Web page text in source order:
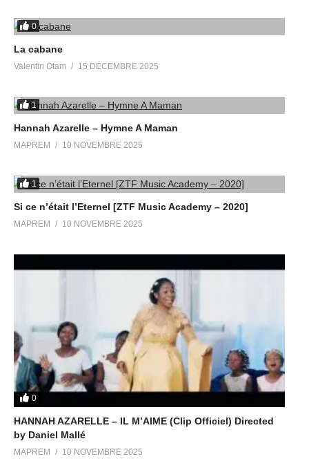
0
La cabane
Valentin Otam 15 DÉCEMBRE 2025
1
Hannah Azarelle – Hymne A Maman
MAPREM 10 NOVEMBRE 2025
1
Si ce n’était l’Eternel [ZTF Music Academy – 2020]
MAPREM 10 NOVEMBRE 2025
0
HANNAH AZARELLE – IL M’AIME (Clip Officiel) Directed
by Daniel Mallé
MAPREM 10 NOVEMBRE 2025